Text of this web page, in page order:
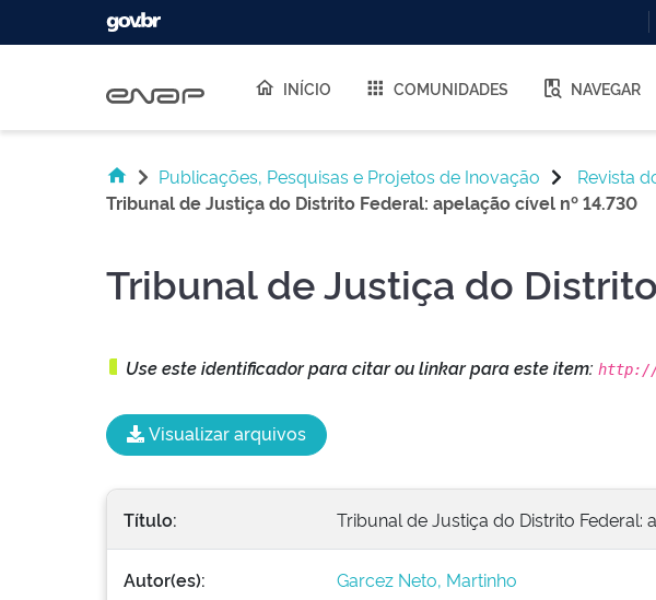
INÍCIO COMUNIDADES NAVEGAR
Publicações, Pesquisas e Projetos de Inovação Revista
Tribunal de Justiça do Distrito Federal: apelação cível nº 14.730
Tribunal de Justiça do
Use este identificador para citar ou linkar para este item: http://
Visualizar arquivos
Título: Tribunal de Justiça do Distrito Federal:
Autor(es): Garcez Neto, Martinho